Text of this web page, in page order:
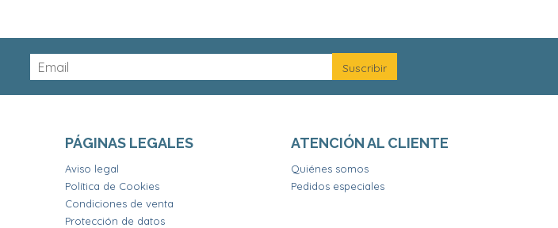
PÁGINAS LEGALES
Aviso legal
Política de Cookies
Condiciones de venta
Protección de datos
ATENCIÓN AL CLIENTE
Quiénes somos
Pedidos especiales